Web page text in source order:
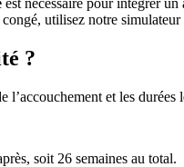
est nécessaire pour intégrer
utilisez notre
?
l’accouchement et les durées
soit 26 semaines au total.